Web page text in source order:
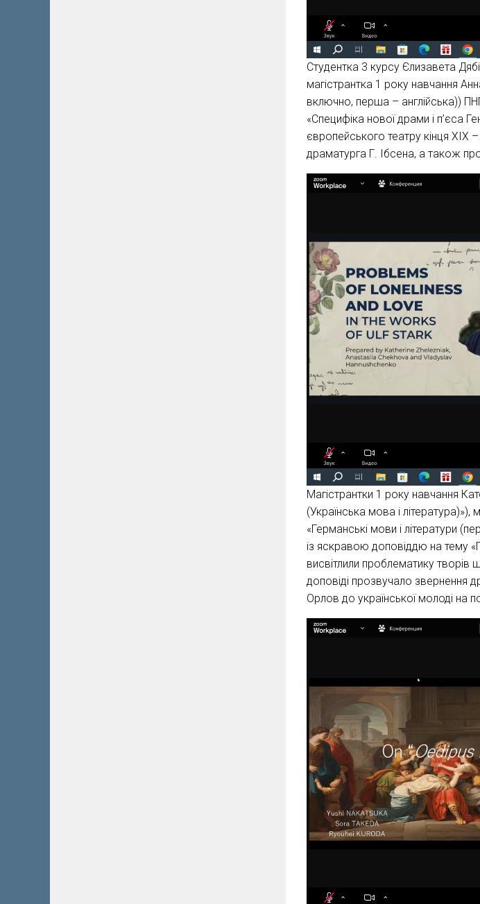
Студентка 3 курсу Єлизавета
магістрантка 1 року навчання
включно, перша – англійська))
«Специфіка нової драми і п’єса
європейського театру кінця ХІХ
драматурга Г. Ібсена, а також
Магістрантки 1 року навчання
(Українська мова і
«Германські мови і літератури
із яскравою доповіддю на тему
висвітлили проблематику творів
доповіді прозвучало звернення
Орлов до української молоді на